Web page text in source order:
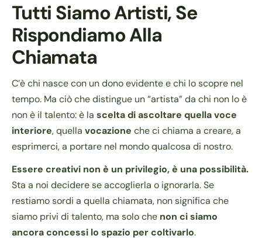
Tutti Siamo Artisti, Se
Rispondiamo Alla
Chiamata
C’è chi nasce con un dono evidente e chi lo scopre nel
tempo. Ma ciò che distingue un “artista” da chi non lo è
non è il talento: è la scelta di ascoltare quella voce
interiore, quella vocazione che ci chiama a creare, a
esprimerci, a portare nel mondo qualcosa di nostro.
Essere creativi non è un privilegio, è una possibilità.
Sta a noi decidere se accoglierla o ignorarla. Se
restiamo sordi a quella chiamata, non significa che
siamo privi di talento, ma solo che non ci siamo
ancora concessi lo spazio per coltivarlo.